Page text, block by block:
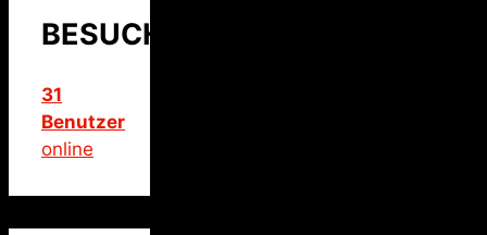
BESUCHER
31
Benutzer
online